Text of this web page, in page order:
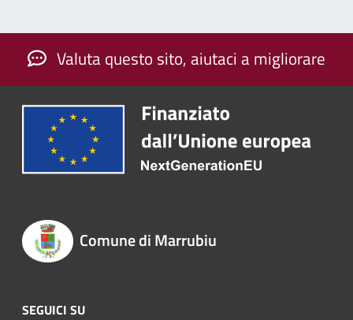
Valuta questo sito, aiutaci a migliorare
Comune di Marrubiu
SEGUICI SU